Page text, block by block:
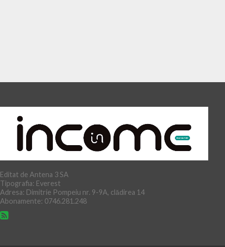
Editat de Antena 3 SA
Tipografia: Everest
Adresa: Dimitrie Pompeiu nr. 9-9A, clădirea 14
Abonamente: 0746.281.248